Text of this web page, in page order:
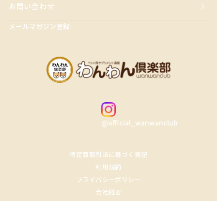
お問い合わせ
メールマガジン登録
@official_wanwanclub
特定商取引法に基づく表記
利用規約
プライバシーポリシー
会社概要